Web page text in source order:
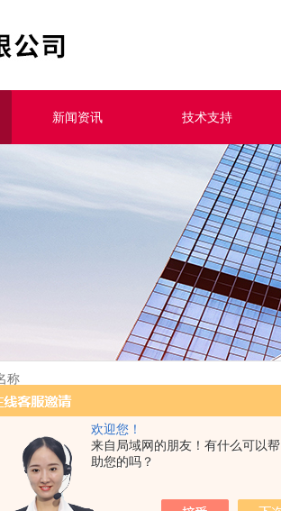
欢迎您！
来自局域网的朋友！有什么可以帮
助您的吗？
新闻资讯 技术支持